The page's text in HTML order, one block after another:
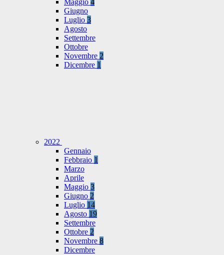
Maggio 4
Giugno
Luglio 3
Agosto
Settembre
Ottobre
Novembre 2
Dicembre 1
2022
Gennaio
Febbraio 1
Marzo
Aprile
Maggio 3
Giugno 2
Luglio 14
Agosto 19
Settembre
Ottobre 2
Novembre 8
Dicembre